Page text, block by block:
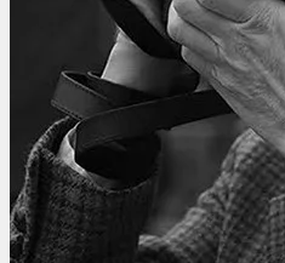
行
文
化
节